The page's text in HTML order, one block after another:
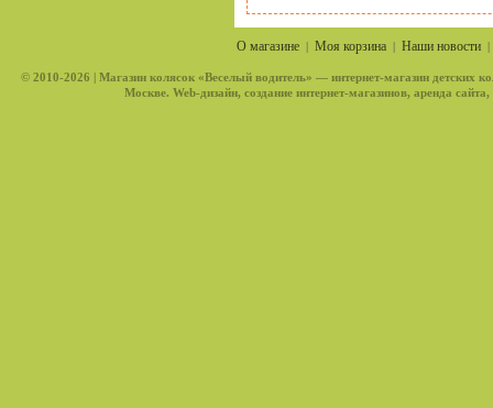
О магазине| Моя корзина| Наши новости
© 2010-2026 | Магазин колясок «Веселый водитель» — интернет-магазин детских
Москве. Web-дизайн, создание интернет-магазинов, аренда